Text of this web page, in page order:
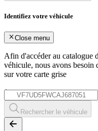
Identifiez votre véhicule
Close menu
Afin d'accéder au catalogue
véhicule, nous avons besoin
sur votre carte grise
*
Rechercher le véhicule